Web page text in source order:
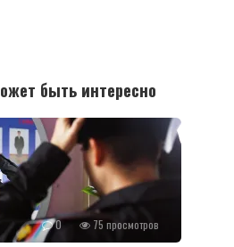
быть интересно
0 75 просмотров